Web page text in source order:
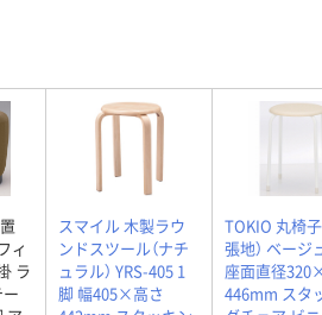
ィ
ラ
スマイル 木製ラウ
ンドスツール（ナチ
ュラル） YRS-405 1
脚 幅405×高さ
TOKIO 丸椅子
張地） ベージ
座面直径
446mm スタ